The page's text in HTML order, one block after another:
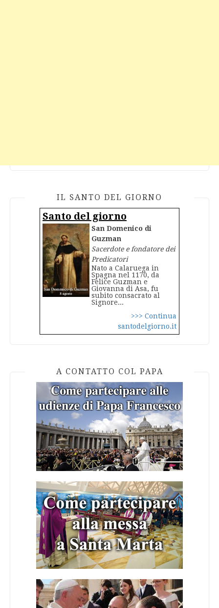
IL SANTO DEL GIORNO
Santo del giorno
San Domenico di
Guzman
Sacerdote e fondatore dei
Predicatori
Nato a Calaruega in
Spagna nel 1170, da
Felice Guzman e
Giovanna di Asa, fu
subito consacrato al
Signore...
>>> Continua
santodelgiorno.it
A CONTATTO COL PAPA